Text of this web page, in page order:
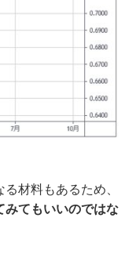
材料もあるため、
みてもいいのではな